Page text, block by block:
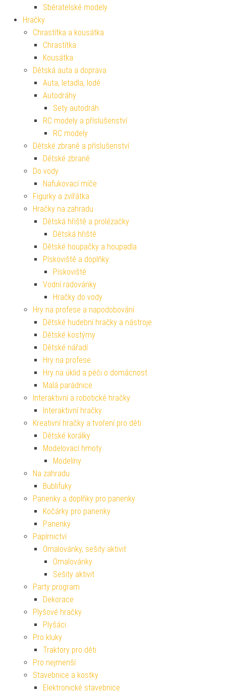
Sběratelské modely
Hračky
Chrastítka a kousátka
Chrastítka
Kousátka
Dětská auta a doprava
Auta, letadla, lodě
Autodráhy
Sety autodráh
RC modely a příslušenství
RC modely
Dětské zbraně a příslušenství
Dětské zbraně
Do vody
Nafukovací míče
Figurky a zvířátka
Hračky na zahradu
Dětská hřiště a prolézačky
Dětská hřiště
Dětské houpačky a houpadla
Pískoviště a doplňky
Pískoviště
Vodní radovánky
Hračky do vody
Hry na profese a napodobování
Dětské hudební hračky a nástroje
Dětské kostýmy
Dětské nářadí
Hry na profese
Hry na úklid a péči o domácnost
Malá parádnice
Interaktivní a robotické hračky
Interaktivní hračky
Kreativní hračky a tvoření pro děti
Dětské korálky
Modelovací hmoty
Modelíny
Na zahradu
Bublifuky
Panenky a doplňky pro panenky
Kočárky pro panenky
Panenky
Papírnictví
Omalovánky, sešity aktivit
Omalovánky
Sešity aktivit
Party program
Dekorace
Plyšové hračky
Plyšáci
Pro kluky
Traktory pro děti
Pro nejmenší
Stavebnice a kostky
Elektronické stavebnice